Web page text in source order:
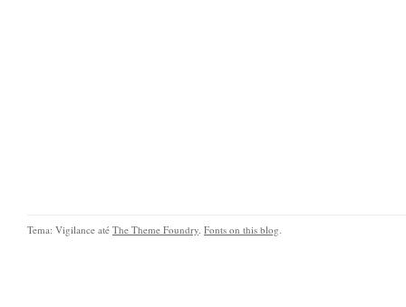
Tema: Vigilance até The Theme Foundry. Fonts on this blog.